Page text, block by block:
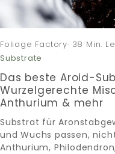
Foliage Factory· 38 Min.
Substrate
Das beste Aroid-
Wurzelgerechte
Anthurium & mehr
Substrat für
und Wuchs passen,
Anthurium,